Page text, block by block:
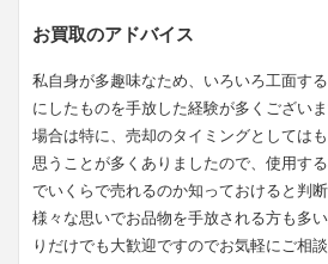
お買取のアドバイス
私自身が多趣味なため、いろいろ工面す
にしたものを手放した経験が多くござい
場合は特に、売却のタイミングとしては
思うことが多くありましたので、使用す
でいくらで売れるのか知っておけると判
様々な思いでお品物を手放される方も多
りだけでも大歓迎ですのでお気軽にご相談